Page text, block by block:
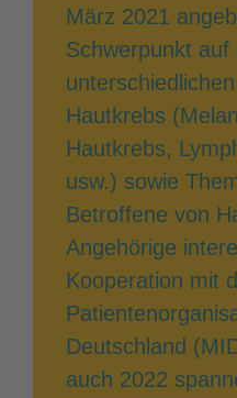
März 2021
Schwerpunkt auf
Hautkrebs
Hautkrebs,
usw.) sowie
Betroffene von
Angehörige
Kooperation mit
Deutschland
auch 2022